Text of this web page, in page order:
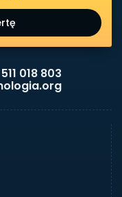
018 803